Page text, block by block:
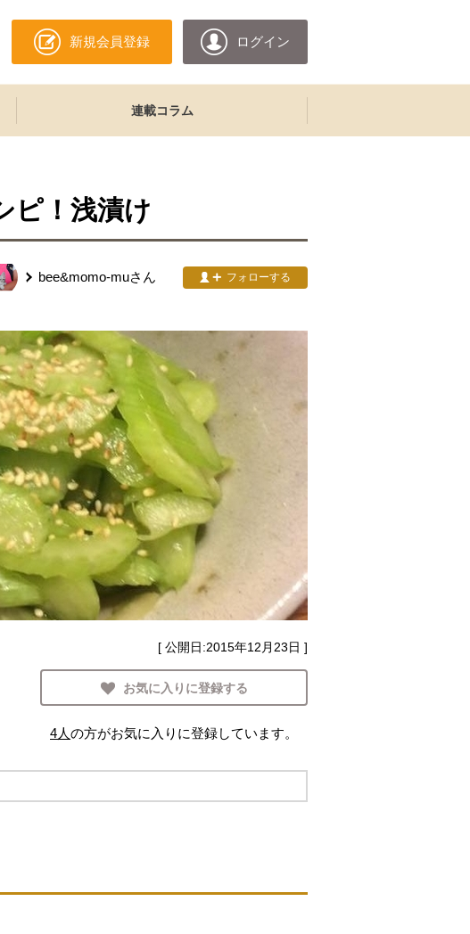
新規会員登録 ログイン
連載コラム
ピ！浅漬け
bee&momo-muさん フォローする
[ 公開日:2015年12月23日 ]
お気に入りに登録する
4人の方がお気に入りに登録しています。